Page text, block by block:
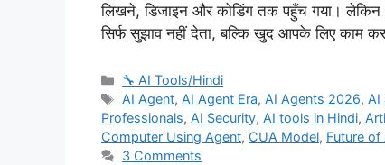
लिखने, डिजाइन और कोडिंग तक पहुँच गया।
सिर्फ सुझाव नहीं देता, बल्कि खुद आपके लिए काम
Categories
🔧 AI Tools/Hindi
Tags
AI Agent,AI Agent Era,AI Agents 2026,AI
Professionals, AI Security, AI tools in Hindi,
Computer Using Agent, CUA Model, Future of
3 Comments